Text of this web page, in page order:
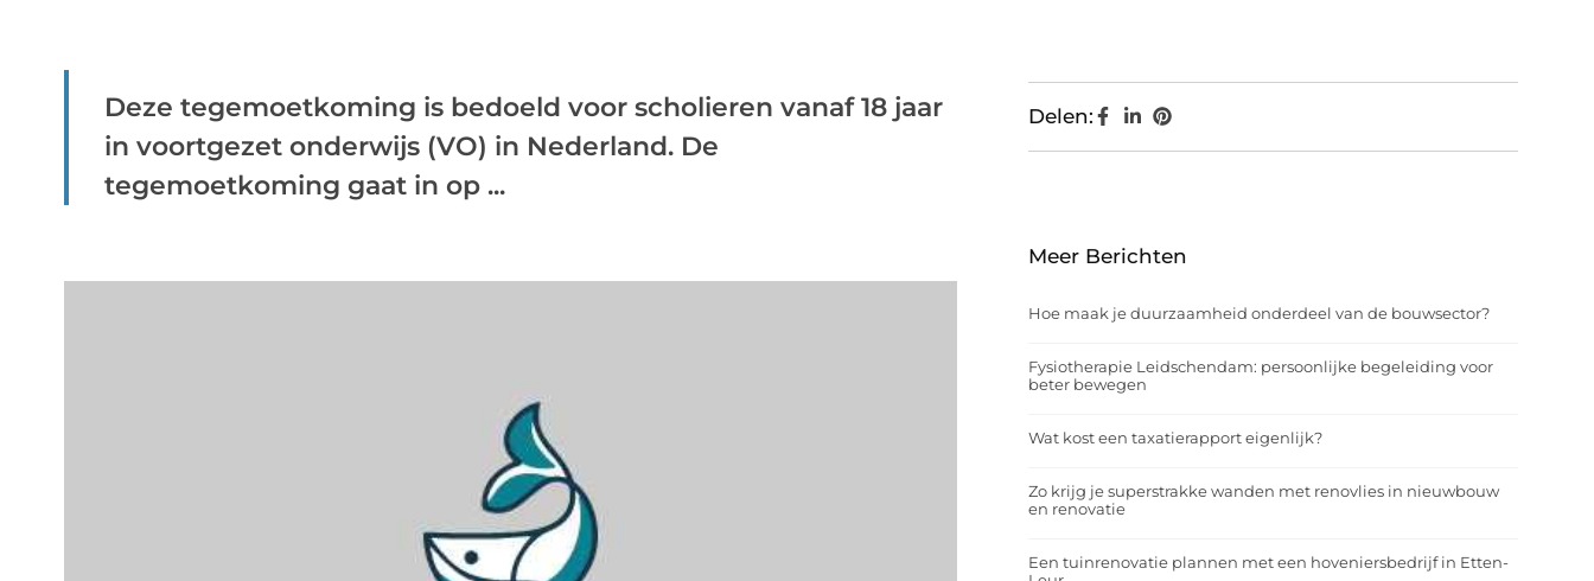
Deze tegemoetkoming is bedoeld voor scholieren vanaf 18 jaar
in voortgezet onderwijs (VO) in Nederland. De
tegemoetkoming gaat in op ...
Delen:
Meer Berichten
Hoe maak je duurzaamheid onderdeel van de bouwsector?
Fysiotherapie Leidschendam: persoonlijke begeleiding voor
beter bewegen
Wat kost een taxatierapport eigenlijk?
Zo krijg je superstrakke wanden met renovlies in nieuwbouw
en renovatie
Een tuinrenovatie plannen met een hoveniersbedrijf in Etten-